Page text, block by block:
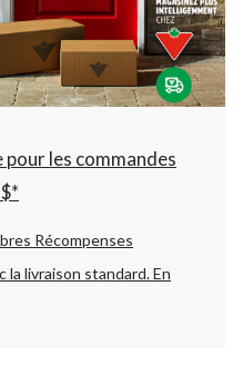
à
22:00
cliquer
pour
changer
les commandes
Récompenses
la livraison standard.En